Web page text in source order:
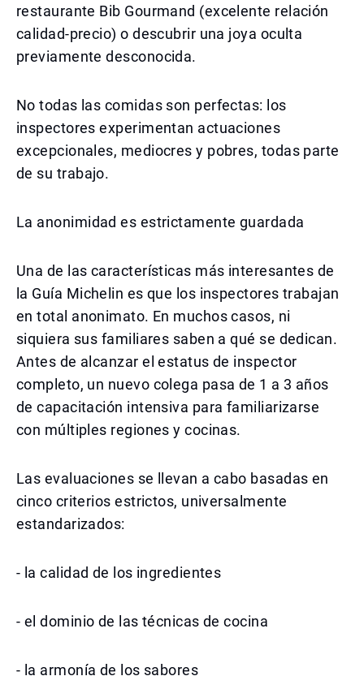
restaurante Bib Gourmand (excelente relación
calidad-precio) o descubrir una joya oculta
previamente desconocida.
No todas las comidas son perfectas: los
inspectores experimentan actuaciones
excepcionales, mediocres y pobres, todas parte
de su trabajo.
La anonimidad es estrictamente guardada
Una de las características más interesantes de
la Guía Michelin es que los inspectores trabajan
en total anonimato. En muchos casos, ni
siquiera sus familiares saben a qué se dedican.
Antes de alcanzar el estatus de inspector
completo, un nuevo colega pasa de 1 a 3 años
de capacitación intensiva para familiarizarse
con múltiples regiones y cocinas.
Las evaluaciones se llevan a cabo basadas en
cinco criterios estrictos, universalmente
estandarizados:
- la calidad de los ingredientes
- el dominio de las técnicas de cocina
- la armonía de los sabores